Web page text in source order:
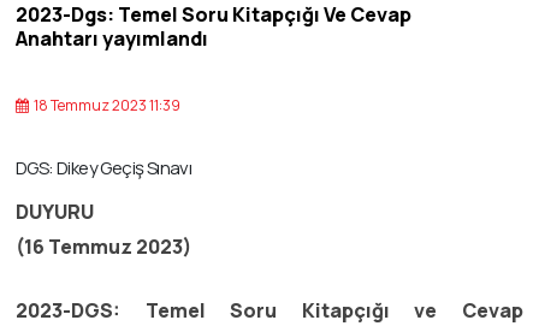
2023-Dgs: Temel Soru Kitapçığı Ve Cevap
Anahtarı yayımlandı
18 Temmuz 2023 11:39
DGS: Dikey Geçiş Sınavı
DUYURU
(16 Temmuz 2023)
2023-DGS: Temel Soru Kitapçığı ve Cevap